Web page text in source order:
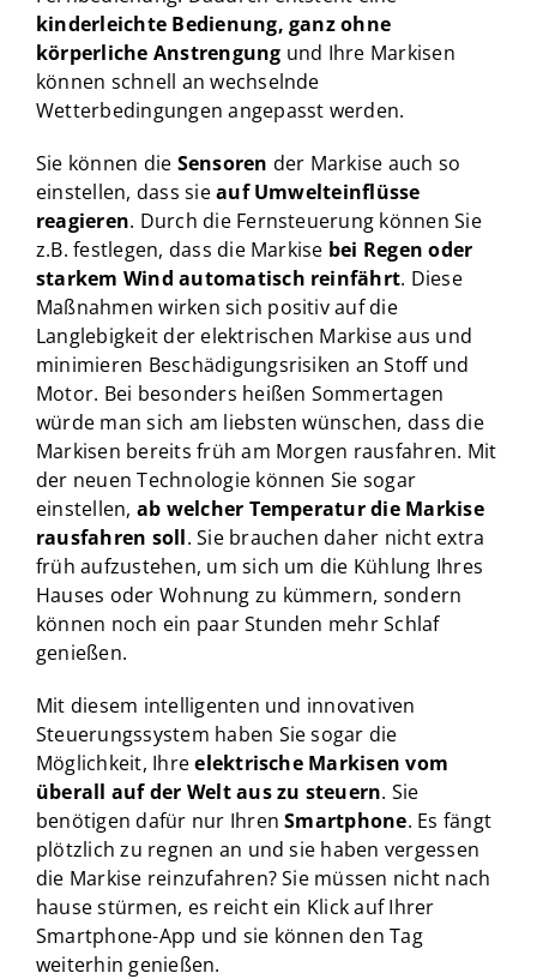
kinderleichte Bedienung, ganz ohne
körperliche Anstrengung und Ihre Markisen
können schnell an wechselnde
Wetterbedingungen angepasst werden.
Sie können die Sensoren der Markise auch so
einstellen, dass sieauf Umwelteinflüsse
reagieren. Durch die Fernsteuerung können Sie
z.B. festlegen, dass die Markise bei Regen oder
starkem Wind automatisch reinfährt. Diese
Maßnahmen wirken sich positiv auf die
Langlebigkeit der elektrischen Markise aus und
minimieren Beschädigungsrisiken an Stoff und
Motor. Bei besonders heißen Sommertagen
würde man sich am liebsten wünschen, dass die
Markisen bereits früh am Morgen rausfahren. Mit
der neuen Technologie können Sie sogar
einstellen, ab welcher Temperatur die Markise
rausfahren soll. Sie brauchen daher nicht extra
früh aufzustehen, um sich um die Kühlung Ihres
Hauses oder Wohnung zu kümmern, sondern
können noch ein paar Stunden mehr Schlaf
genießen.
Mit diesem intelligenten und innovativen
Steuerungssystem haben Sie sogar die
Möglichkeit, Ihreelektrische Markisen vom
überall auf der Welt aus zu steuern. Sie
benötigen dafür nur IhrenSmartphone. Es fängt
plötzlich zu regnen an und sie haben vergessen
die Markise reinzufahren? Sie müssen nicht nach
hause stürmen, es reicht ein Klick auf Ihrer
Smartphone-App und sie können den Tag
weiterhin genießen.